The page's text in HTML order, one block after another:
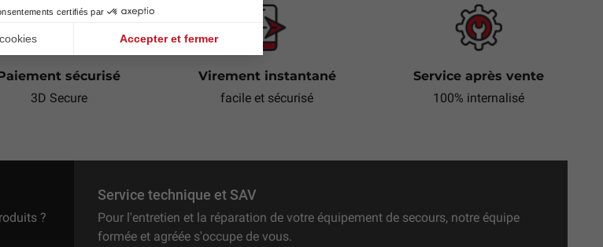
sécurisé
3D Secure
Virement instantané
facile et sécurisé
Service après vente
100% internalisé
?
Service technique et SAV
Pour l'entretien et la réparation de votre équipement de secours, notre équipe
formée et agréée s'occupe de vous.